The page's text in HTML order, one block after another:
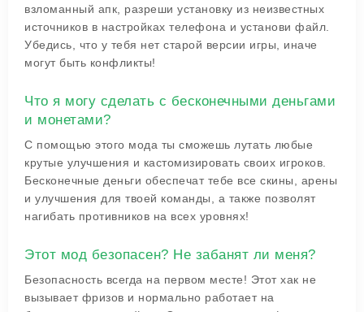
взломанный апк, разреши установку из неизвестных
источников в настройках телефона и установи файл.
Убедись, что у тебя нет старой версии игры, иначе
могут быть конфликты!
Что я могу сделать с бесконечными деньгами
и монетами?
С помощью этого мода ты сможешь лутать любые
крутые улучшения и кастомизировать своих игроков.
Бесконечные деньги обеспечат тебе все скины, арены
и улучшения для твоей команды, а также позволят
нагибать противников на всех уровнях!
Этот мод безопасен? Не забанят ли меня?
Безопасность всегда на первом месте! Этот хак не
вызывает фризов и нормально работает на